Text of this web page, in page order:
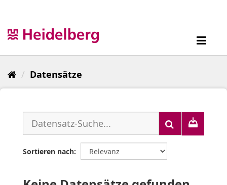
Datensätze
Sortieren nach